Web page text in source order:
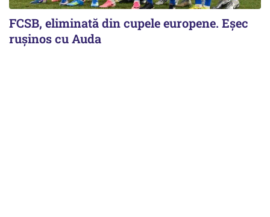
FCSB, eliminată din cupele europene. Eşec
ruşinos cu Auda